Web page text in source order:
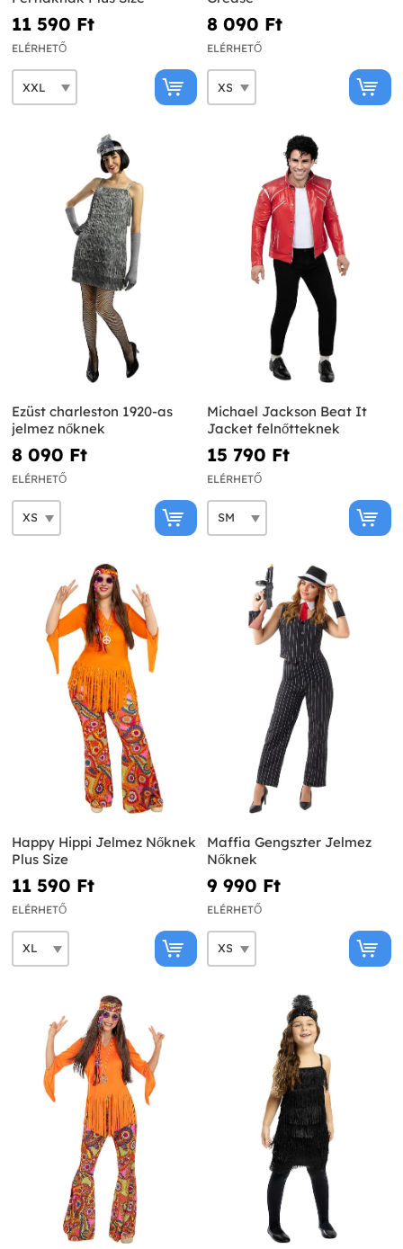
11 590 Ft‎
ELÉRHETŐ
8 090 Ft‎
ELÉRHETŐ
Ezüst charleston 1920-as
jelmez nőknek
8 090 Ft‎
ELÉRHETŐ
Michael Jackson Beat It
Jacket felnőtteknek
15 790 Ft‎
ELÉRHETŐ
Happy Hippi Jelmez Nőknek
Plus Size
11 590 Ft‎
ELÉRHETŐ
Maffia Gengszter Jelmez
Nőknek
9 990 Ft‎
ELÉRHETŐ